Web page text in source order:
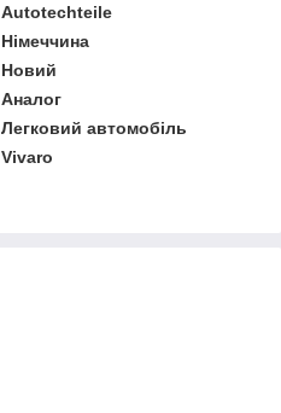
Autotechteile
Німеччина
Новий
Аналог
Легковий автомобіль
Vivaro